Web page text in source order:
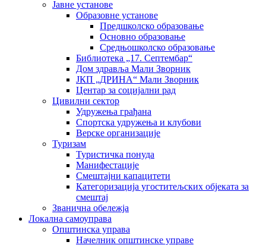
Јавне установе
Образовне установе
Предшколско образовање
Основно образовање
Средњошколско образовање
Библиотека „17. Септембар“
Дом здравља Мали Зворник
ЈКП „ДРИНА“ Мали Зворник
Центар за социјални рад
Цивилни сектор
Удружења грађана
Спортска удружења и клубови
Верске организације
Туризам
Туристичка понуда
Манифестације
Смештајни капацитети
Категоризација угоститељских објеката за
смештај
Званична обележја
Локална самоуправа
Општинска управа
Начелник општинске управе